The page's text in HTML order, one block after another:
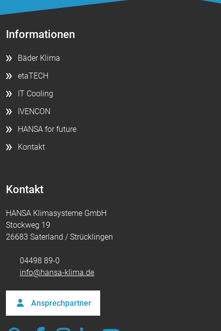
Informationen
Bäder Klima
etaTECH
IT Cooling
IVENCON
HANSA for future
Kontakt
Kontakt
HANSA Klimasysteme GmbH
Stockweg 19
26683 Saterland / Strücklingen
04498 89-0
info@hansa-klima.de
Ansprechpartner